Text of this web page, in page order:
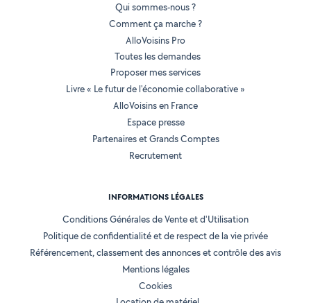
Qui sommes-nous ?
Comment ça marche ?
AlloVoisins Pro
Toutes les demandes
Proposer mes services
Livre « Le futur de l'économie collaborative »
AlloVoisins en France
Espace presse
Partenaires et Grands Comptes
Recrutement
INFORMATIONS LÉGALES
Conditions Générales de Vente et d'Utilisation
Politique de confidentialité et de respect de la vie privée
Référencement, classement des annonces et contrôle des avis
Mentions légales
Cookies